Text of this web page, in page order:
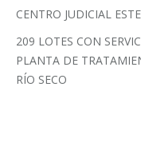
CENTRO JUDICIAL ESTE
209 LOTES CON
PLANTA DE
RÍO SECO